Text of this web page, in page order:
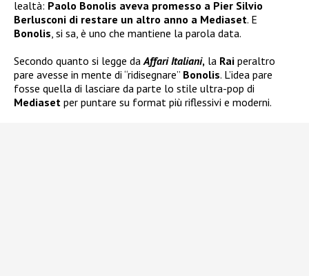
lealtà: Paolo Bonolis aveva promesso a Pier Silvio
Berlusconi di restare un altro anno a Mediaset. E
Bonolis, si sa, è uno che mantiene la parola data.
Secondo quanto si legge daAffari Italiani, la Rai peraltro
pare avesse in mente di “ridisegnare” Bonolis. L’idea pare
fosse quella di lasciare da parte lo stile ultra-pop di
Mediaset per puntare su format più riflessivi e moderni.